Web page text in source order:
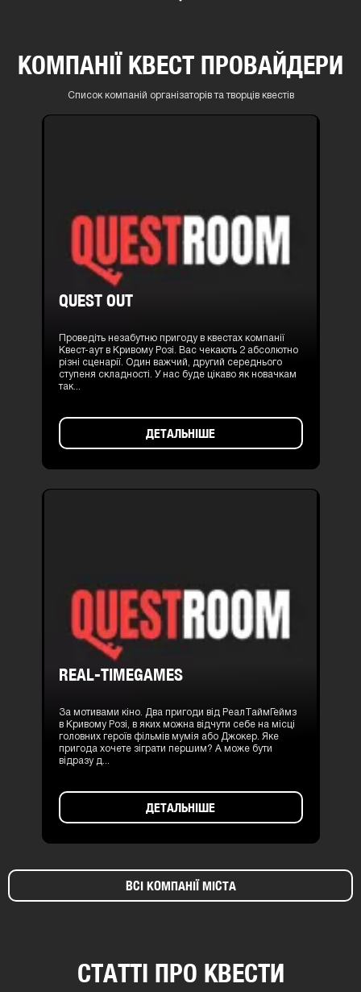
КОМПАНІЇ КВЕСТ ПРОВАЙДЕРИ
Список компаній організаторів та творців квестів
QUEST OUT
Проведіть незабутню пригоду в квестах компанії
Квест-аут в Кривому Розі. Вас чекають 2 абсолютно
різні сценарії. Один важчий, другий середнього
ступеня складності. У нас буде цікаво як новачкам
так...
ДЕТАЛЬНІШЕ
REAL-TIMEGAMES
За мотивами кіно. Два пригоди від РеалТаймГеймз
в Кривому Розі, в яких можна відчути себе на місці
головних героїв фільмів мумія або Джокер. Яке
пригода хочете зіграти першим? А може бути
відразу д...
ДЕТАЛЬНІШЕ
ВСІ КОМПАНІЇ МІСТА
СТАТТІ ПРО КВЕСТИ